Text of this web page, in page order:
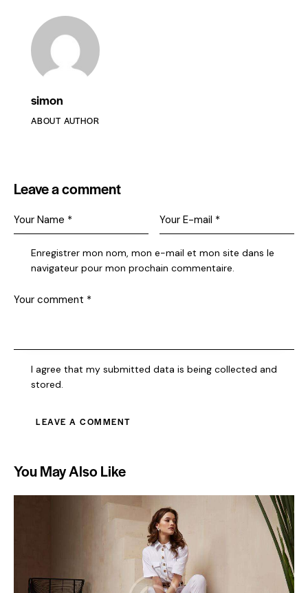
simon
ABOUT AUTHOR
Leave a comment
Enregistrer mon nom, mon e-mail et mon site dans le
navigateur pour mon prochain commentaire.
I agree that my submitted data is being collected and
stored.
You May Also Like